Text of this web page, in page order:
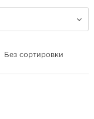
Без сортировки